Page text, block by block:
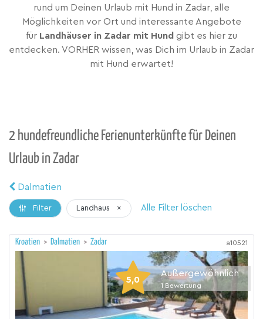
rund um Deinen Urlaub mit Hund in Zadar, alle
Möglichkeiten vor Ort und interessante Angebote
für Landhäuser in Zadar mit Hund gibt es hier zu
entdecken. VORHER wissen, was Dich im Urlaub in Zadar
mit Hund erwartet!
2 hundefreundliche Ferienunterkünfte für Deinen
Urlaub in Zadar
Dalmatien
Filter Landhaus × Alle Filter löschen
Kroatien > Dalmatien > Zadar a10521
5,0
Außergewöhnlich
1 Bewertung